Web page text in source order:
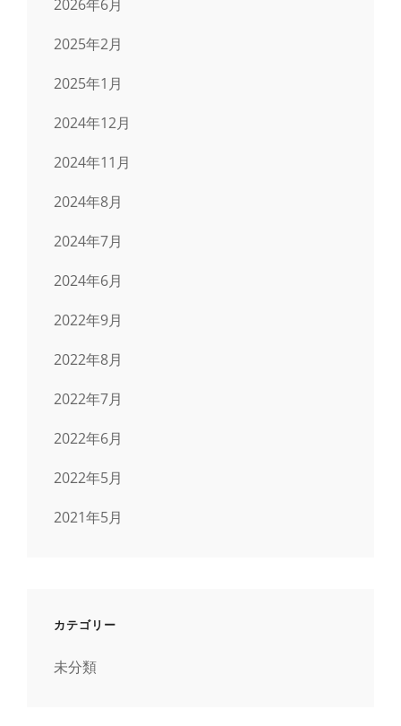
2026年6月
2025年2月
2025年1月
2024年12月
2024年11月
2024年8月
2024年7月
2024年6月
2022年9月
2022年8月
2022年7月
2022年6月
2022年5月
2021年5月
カテゴリー
未分類